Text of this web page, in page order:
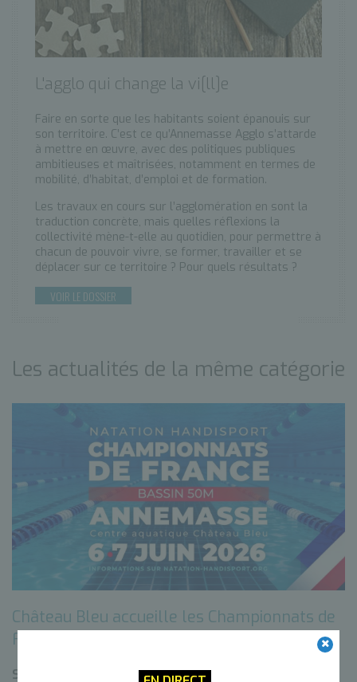
L'agglo qui change la vi[ll]e
Faire en sorte que les habitants soient épanouis sur
son territoire. C’est ce qu’Annemasse Agglo s’attarde
à mettre en œuvre, avec des politiques publiques
ambitieuses et maîtrisées, notamment en termes de
mobilité, d’habitat, d’emploi et de formation.
Les travaux en cours sur l’agglomération en sont la
traduction concrète, mais quelles réflexions la
collectivité mène-t-elle au quotidien, pour permettre à
chacun de pouvoir vivre, se former, travailler et se
déplacer sur ce territoire ? Pour quels résultats ?
VOIR LE DOSSIER
Les actualités de la même catégorie
Château Bleu accueille les Championnats de
France de Natation Handisport
Sport